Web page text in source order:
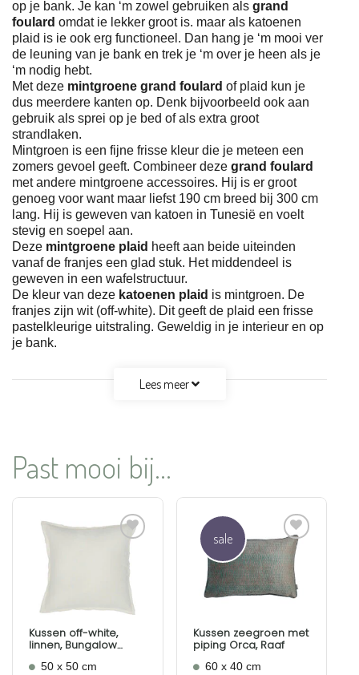
op je bank. Je kan ‘m zowel gebruiken als grand
foulard omdat ie lekker groot is. maar als katoenen
plaid is ie ook erg functioneel. Dan hang je ‘m mooi ver
de leuning van je bank en trek je ‘m over je heen als je
‘m nodig hebt.
Met deze mintgroene grand foulard of plaid kun je
dus meerdere kanten op. Denk bijvoorbeeld ook aan
gebruik als sprei op je bed of als extra groot
strandlaken.
Mintgroen is een fijne frisse kleur die je meteen een
zomers gevoel geeft. Combineer deze grand foulard
met andere mintgroene accessoires. Hij is er groot
genoeg voor want maar liefst 190 cm breed bij 300 cm
lang. Hij is geweven van katoen in Tunesië en voelt
stevig en soepel aan.
Deze mintgroene plaid heeft aan beide uiteinden
vanaf de franjes een glad stuk. Het middendeel is
geweven in een wafelstructuur.
De kleur van deze katoenen plaid is mintgroen. De
franjes zijn wit (off-white). Dit geeft de plaid een frisse
pastelkleurige uitstraling. Geweldig in je interieur en op
je bank.
Lees meer
Past mooi bij...
verlanglijst
Kussen off-white,
linnen, Bungalow
50 x 50 cm
sale
Aan
verlanglijst
toevoegen
Kussen zeegroen met
piping Orca, Raaf
60 x 40 cm